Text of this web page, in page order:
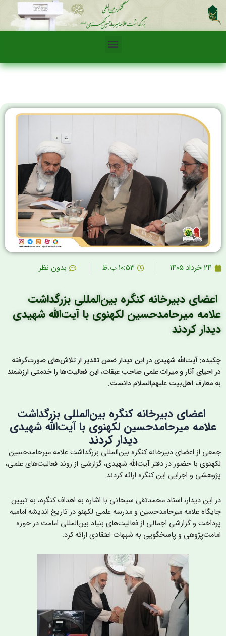
۲۴ خرداد ۱۴۰۵ ۱۰:۵۳ ب.ظ بدون نظر
دبیرخانه کنگره بین‌المللی بزرگداشت
میرحامدحسین لکهنوی با آیت‌الله شهیدی
کردند
آیت‌الله شهیدی در این دیدار ضمن تقدیر از تلاش‌های صورت‌گرفته
احیای آثار و میراث علمی صاحب عبقات، این فعالیت‌ها را خدمتی ارزشمند
معارف اهل‌بیت علیهم‌السلام دانست.
اعضای دبیرخانه کنگره بین‌المللی بزرگداشت
علامه میرحامدحسین لکهنوی با آیت‌الله شهیدی
دیدار کردند
از اعضای دبیرخانه کنگره بین‌المللی بزرگداشت علامه میرحامدحسین
با حضور در دفتر آیت‌الله شهیدی، گزارشی از روند فعالیت‌های علمی،
و اجرایی این کنگره ارائه کردند.
این دیدار، استاد محمدتقی سبحانی با اشاره به اهداف کنگره، به تبیین
علامه میرحامدحسین و مدرسه علمی لکهنو در تاریخ اندیشه امامیه
و گزارشی اجمالی از فعالیت‌های بنیاد بین‌المللی امامت در حوزه
و پاسخگویی به شبهات اعتقادی ارائه کرد.